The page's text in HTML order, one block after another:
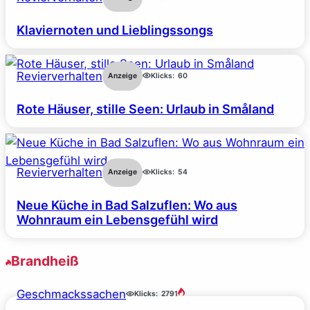
Klaviernoten und Lieblingssongs
Revierverhalten Anzeige Klicks: 60
Rote Häuser, stille Seen: Urlaub in Småland
Revierverhalten Anzeige Klicks: 54
Neue Küche in Bad Salzuflen: Wo aus
Wohnraum ein Lebensgefühl wird
Brandheiß
Geschmackssachen Klicks: 2791